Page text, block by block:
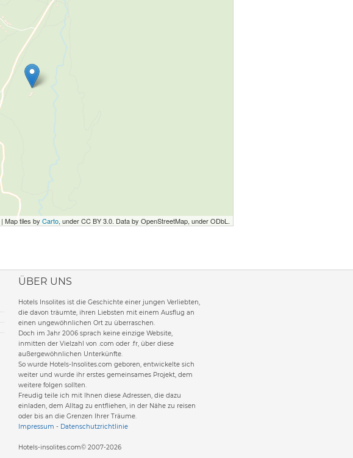
| Map tiles by Carto, under CC BY 3.0. Data by OpenStreetMap, under ODbL.
ÜBER UNS
Hotels Insolites ist die Geschichte einer jungen Verliebten,
die davon träumte, ihren Liebsten mit einem Ausflug an
einen ungewöhnlichen Ort zu überraschen.
Doch im Jahr 2006 sprach keine einzige Website,
inmitten der Vielzahl von .com oder .fr, über diese
außergewöhnlichen Unterkünfte.
So wurde Hotels-Insolites.com geboren, entwickelte sich
weiter und wurde ihr erstes gemeinsames Projekt, dem
weitere folgen sollten.
Freudig teile ich mit Ihnen diese Adressen, die dazu
einladen, dem Alltag zu entfliehen, in der Nähe zu reisen
oder bis an die Grenzen Ihrer Träume.
Impressum - Datenschutzrichtlinie
Hotels-insolites.com© 2007-2026